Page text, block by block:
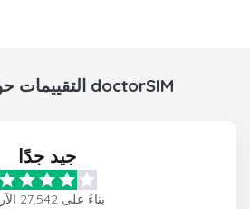
28,000 التقييمات حول doctorSIM
جيد جدًا
بناءً على 27,542 الآراء